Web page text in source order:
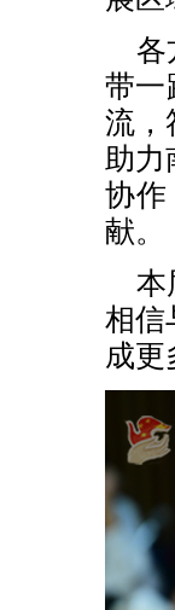
各
带一
流，
助
协作
献。
本
相信
成更